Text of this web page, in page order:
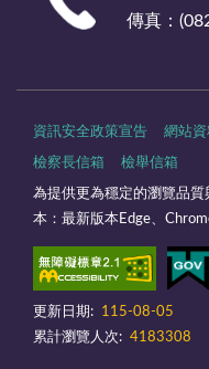
傳真：
資訊安全政策宣告 網站
檢察長信箱 檢舉信箱
為提供更為穩定的瀏覽品
本：最新版本Edge、
更新日期:
115-08-05
累計瀏覽人次: 4183308